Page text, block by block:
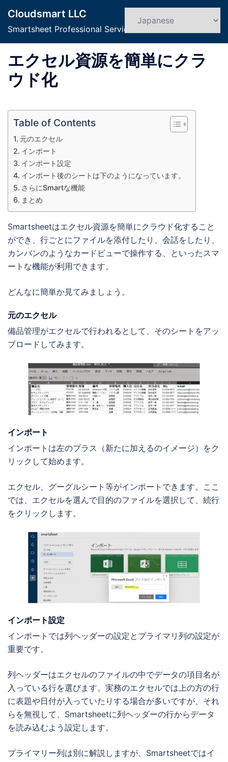
ン
Cloudsmart LLC
Smartsheet Professional Service
ト
グ
エクセル資源を簡単にクラ
ウド化
Table of Contents
元のエクセル
インポート
インポート設定
インポート後のシートは下のようになっています。
さらにSmartな機能
まとめ
Smartsheetはエクセル資源を簡単にクラウド化すること
ができ、行ごとにファイルを添付したり、会話をしたり、
カンバンのようなカードビューで操作する、といったスマ
ートな機能が利用できます。
どんなに簡単か見てみましょう。
元のエクセル
備品管理がエクセルで行われるとして、そのシートをアッ
プロードしてみます。
インポート
インポートは左のプラス（新たに加えるのイメージ）をク
リックして始めます。
エクセル、グーグルシート等がインポートできます。ここ
では、エクセルを選んで目的のファイルを選択して、続行
をクリックします。
インポート設定
インポートでは列ヘッダーの設定とプライマリ列の設定が
重要です。
列ヘッダーはエクセルのファイルの中でデータの項目名が
入っている行を選びます。実務のエクセルでは上の方の行
に表題や日付が入っていたりする場合が多いですが、それ
らを無視して、Smartsheetに列ヘッダーの行からデータ
を読み込むよう設定します。
プライマリー列は別に解説しますが、Smartsheetではイ